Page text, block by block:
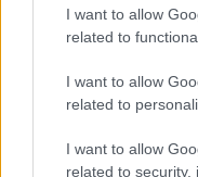
I want to allow
related to
I want to allow
related to
I want to allow
related to security,